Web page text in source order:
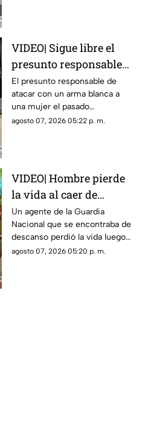
VIDEO| Sigue libre el
presunto responsable
de atacar con arma
blanca a una mujer en
Los Mochis
El presunto responsable de
atacar con un arma blanca a
una mujer el pasado
miércoles, dentro de una
agosto 07, 2026 05:22 p. m.
VIDEO| Hombre pierde
la vida al caer de
acantilado en el Paseo
del Centenario en
Mazatlán
Un agente de la Guardia
Nacional que se encontraba de
descanso perdió la vida luego
de caer desde el Paseo del
agosto 07, 2026 05:20 p. m.